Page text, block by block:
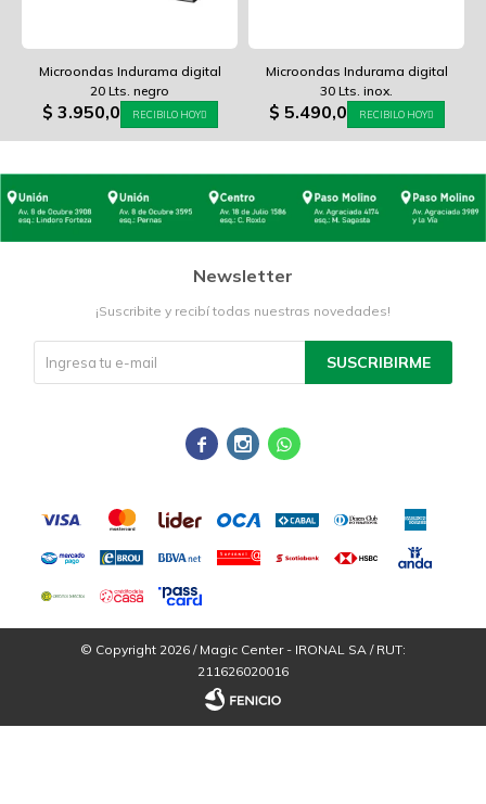
Microondas Indurama digital
20 Lts. negro
$ 3.950,0 RECIBILO HOY
Microondas Indurama digital
30 Lts. inox.
$ 5.490,0 RECIBILO HOY
Newsletter
¡Suscribite y recibí todas nuestras novedades!
SUSCRIBIRME
  
© Copyright 2026 / Magic Center - IRONAL SA / RUT:
211626020016